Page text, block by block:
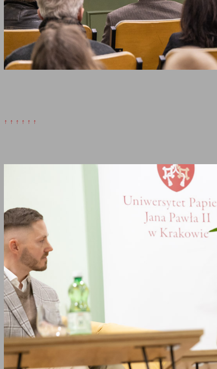
↑ ↑ ↑ ↑ ↑ ↑